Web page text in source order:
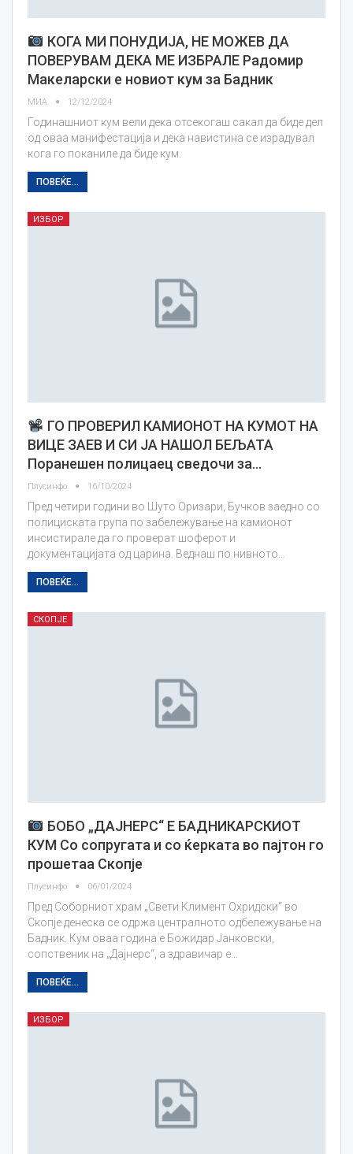
КОГА МИ ПОНУДИЈА, НЕ МОЖЕВ ДА
ПОВЕРУВАМ ДЕКА МЕ ИЗБРАЛЕ Радомир
Макеларски е новиот кум за Бадник
МИА 12/12/2024
Годинашниот кум вели дека отсекогаш сакал да биде дел
од оваа манифестација и дека навистина се израдувал
кога го поканиле да биде кум.
ПОВЕЌЕ...
ИЗБОР
ГО ПРОВЕРИЛ КАМИОНОТ НА КУМОТ НА
ВИЦЕ ЗАЕВ И СИ ЈА НАШОЛ БЕЉАТА
Поранешен полицаец сведочи за…
Плусинфо 16/10/2024
Пред четири години во Шуто Оризари, Бучков заедно со
полициската група по забележување на камионот
инсистирале да го проверат шоферот и
документацијата од царина. Веднаш по нивното…
ПОВЕЌЕ...
СКОПЈЕ
БОБО „ДАЈНЕРС“ Е БАДНИКАРСКИОТ
КУМ Со сопругата и со ќерката во пајтон го
прошетаа Скопје
Плусинфо 06/01/2024
Пред Соборниот храм „Свети Климент Охридски“ во
Скопје денеска се одржа централното одбележување на
Бадник. Кум оваа година е Божидар Јанковски,
сопственик на „Дајнерс“, а здравичар е…
ПОВЕЌЕ...
ИЗБОР